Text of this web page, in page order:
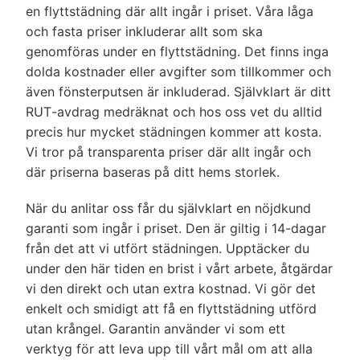
en flyttstädning där allt ingår i priset. Våra låga
och fasta priser inkluderar allt som ska
genomföras under en flyttstädning. Det finns inga
dolda kostnader eller avgifter som tillkommer och
även fönsterputsen är inkluderad. Självklart är ditt
RUT-avdrag medräknat och hos oss vet du alltid
precis hur mycket städningen kommer att kosta.
Vi tror på transparenta priser där allt ingår och
där priserna baseras på ditt hems storlek.
När du anlitar oss får du självklart en nöjdkund
garanti som ingår i priset. Den är giltig i 14-dagar
från det att vi utfört städningen. Upptäcker du
under den här tiden en brist i vårt arbete, åtgärdar
vi den direkt och utan extra kostnad. Vi gör det
enkelt och smidigt att få en flyttstädning utförd
utan krångel. Garantin använder vi som ett
verktyg för att leva upp till vårt mål om att alla